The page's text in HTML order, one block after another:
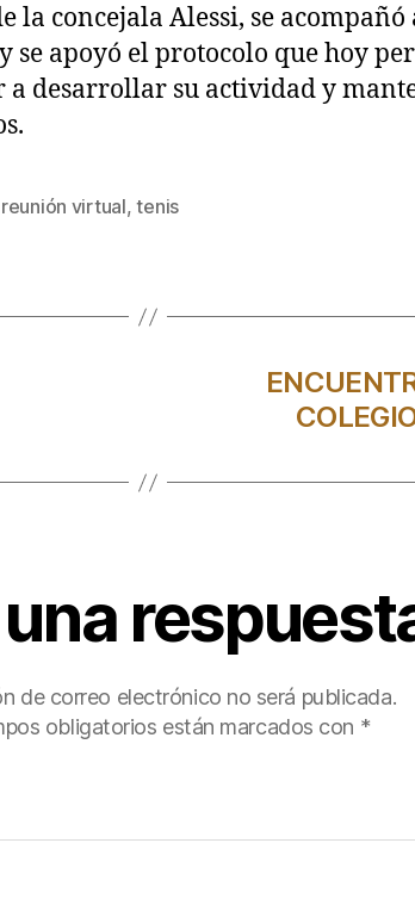
la concejala Alessi, se acompañó
se apoyó el protocolo que hoy
a desarrollar su actividad y
reunión virtual,tenis
de correo electrónico no será publicada.
obligatorios están marcados con *